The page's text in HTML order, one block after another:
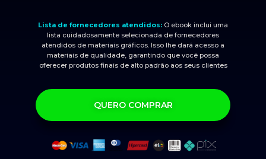
Lista de fornecedores atendidos: O ebook inclui uma
lista cuidadosamente selecionada de fornecedores
atendidos de materiais gráficos. Isso lhe dará acesso a
materiais de qualidade, garantindo que você possa
oferecer produtos finais de alto padrão aos seus clientes
QUERO COMPRAR